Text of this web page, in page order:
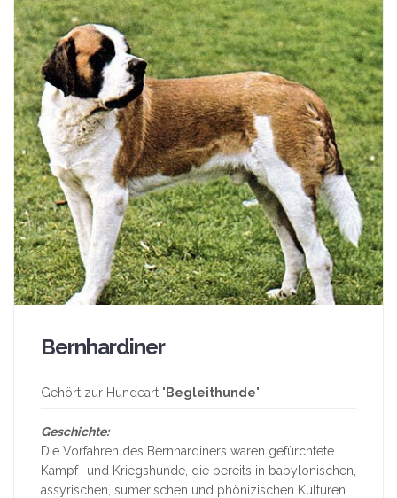
Bernhardiner
Gehört zur Hundeart "Begleithunde"
Geschichte:
Die Vorfahren des Bernhardiners waren gefürchtete
Kampf- und Kriegshunde, die bereits in babylonischen,
assyrischen, sumerischen und phönizischen Kulturen